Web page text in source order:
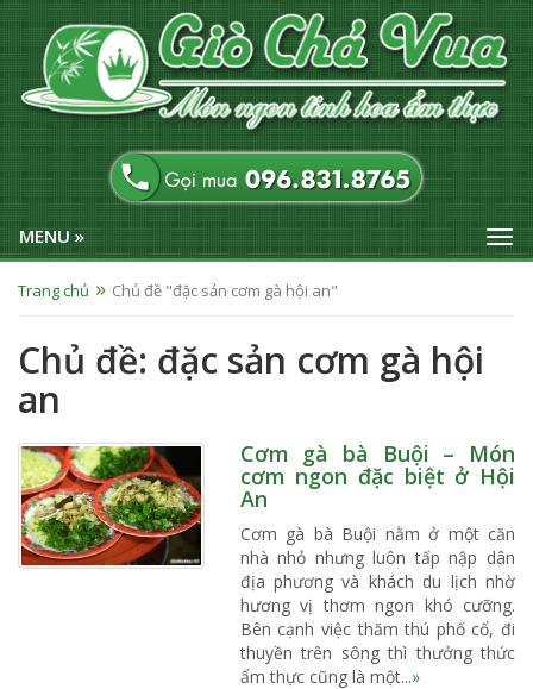
MENU »
Trang chủ Chủ đề "đặc sản cơm gà hội an"
Chủ đề: đặc sản cơm gà hội
an
Cơm gà bà Buội – Món
cơm ngon đặc biệt ở Hội
An
Cơm gà bà Buội nằm ở một căn
nhà nhỏ nhưng luôn tấp nập dân
địa phương và khách du lịch nhờ
hương vị thơm ngon khó cưỡng.
Bên cạnh việc thăm thú phố cổ, đi
thuyền trên sông thì thưởng thức
ẩm thực cũng là một...»